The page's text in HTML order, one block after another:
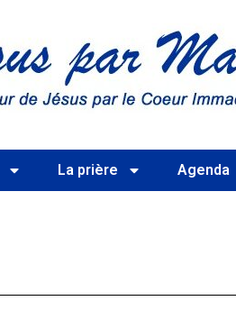
La prière Agenda